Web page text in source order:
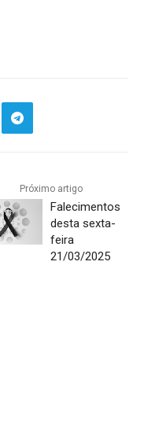
Próximo artigo
Falecimentos
desta sexta-
feira
21/03/2025